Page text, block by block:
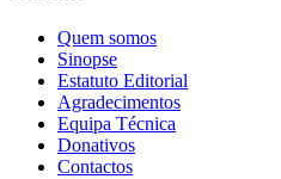
Quem somos
Sinopse
Estatuto Editorial
Agradecimentos
Equipa Técnica
Donativos
Contactos